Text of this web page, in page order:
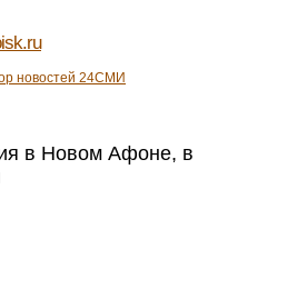
новостей 24СМИ
в Новом Афоне, в